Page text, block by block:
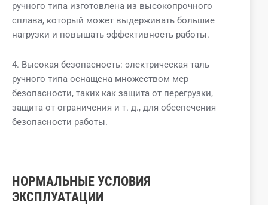
ручного типа изготовлена ​​из высокопрочного
сплава, который может выдерживать большие
нагрузки и повышать эффективность работы.
4. Высокая безопасность: электрическая таль
ручного типа оснащена множеством мер
безопасности, таких как защита от перегрузки,
защита от ограничения и т. д., для обеспечения
безопасности работы.
НОРМАЛЬНЫЕ УСЛОВИЯ
ЭКСПЛУАТАЦИИ